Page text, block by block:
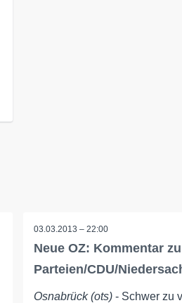
03.03.2013 – 22:00
Neue OZ: Kommentar zu
Parteien/CDU/
Osnabrück (ots) - Schwer zu